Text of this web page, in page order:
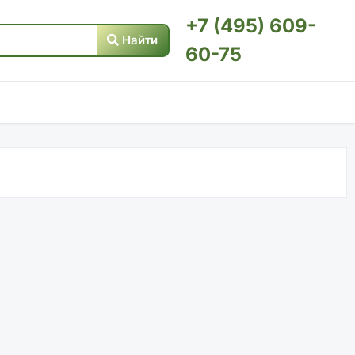
Найти
+7 (495) 609-
60-75